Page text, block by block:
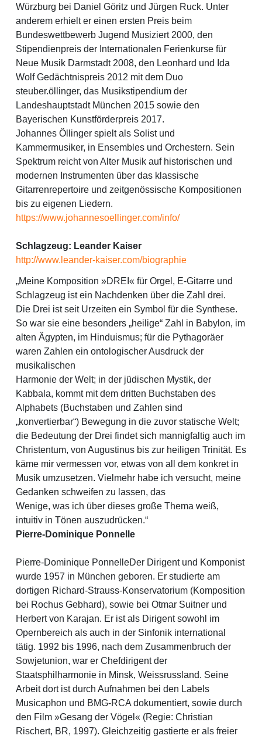
Würzburg bei Daniel Göritz und Jürgen Ruck. Unter
anderem erhielt er einen ersten Preis beim
Bundeswettbewerb Jugend Musiziert 2000, den
Stipendienpreis der Internationalen Ferienkurse für
Neue Musik Darmstadt 2008, den Leonhard und Ida
Wolf Gedächtnispreis 2012 mit dem Duo
steuber.öllinger, das Musikstipendium der
Landeshauptstadt München 2015 sowie den
Bayerischen Kunstförderpreis 2017.
Johannes Öllinger spielt als Solist und
Kammermusiker, in Ensembles und Orchestern. Sein
Spektrum reicht von Alter Musik auf historischen und
modernen Instrumenten über das klassische
Gitarrenrepertoire und zeitgenössische Kompositionen
bis zu eigenen Liedern.
https://www.johannesoellinger.com/info/
Schlagzeug: Leander Kaiser
http://www.leander-kaiser.com/biographie
„Meine Komposition »DREI« für Orgel, E-Gitarre und
Schlagzeug ist ein Nachdenken über die Zahl drei.
Die Drei ist seit Urzeiten ein Symbol für die Synthese.
So war sie eine besonders „heilige“ Zahl in Babylon, im
alten Ägypten, im Hinduismus; für die Pythagoräer
waren Zahlen ein ontologischer Ausdruck der
musikalischen
Harmonie der Welt; in der jüdischen Mystik, der
Kabbala, kommt mit dem dritten Buchstaben des
Alphabets (Buchstaben und Zahlen sind
„konvertierbar“) Bewegung in die zuvor statische Welt;
die Bedeutung der Drei findet sich mannigfaltig auch im
Christentum, von Augustinus bis zur heiligen Trinität. Es
käme mir vermessen vor, etwas von all dem konkret in
Musik umzusetzen. Vielmehr habe ich versucht, meine
Gedanken schweifen zu lassen, das
Wenige, was ich über dieses große Thema weiß,
intuitiv in Tönen auszudrücken.“
Pierre-Dominique Ponnelle
Pierre-Dominique PonnelleDer Dirigent und Komponist
wurde 1957 in München geboren. Er studierte am
dortigen Richard-Strauss-Konservatorium (Komposition
bei Rochus Gebhard), sowie bei Otmar Suitner und
Herbert von Karajan. Er ist als Dirigent sowohl im
Opernbereich als auch in der Sinfonik international
tätig. 1992 bis 1996, nach dem Zusammenbruch der
Sowjetunion, war er Chefdirigent der
Staatsphilharmonie in Minsk, Weissrussland. Seine
Arbeit dort ist durch Aufnahmen bei den Labels
Musicaphon und BMG-RCA dokumentiert, sowie durch
den Film »Gesang der Vögel« (Regie: Christian
Rischert, BR, 1997). Gleichzeitig gastierte er als freier